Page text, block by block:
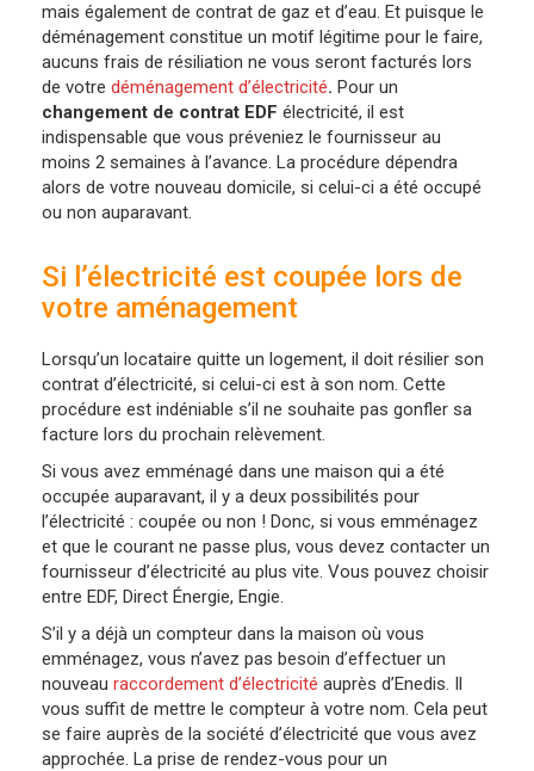
mais également de contrat de gaz et d’eau. Et puisque le
déménagement constitue un motif légitime pour le faire,
aucuns frais de résiliation ne vous seront facturés lors
de votre déménagement d’électricité. Pour un
changement de contrat EDF électricité, il est
indispensable que vous préveniez le fournisseur au
moins 2 semaines à l’avance. La procédure dépendra
alors de votre nouveau domicile, si celui-ci a été occupé
ou non auparavant.
Si l’électricité est coupée lors de
votre aménagement
Lorsqu’un locataire quitte un logement, il doit résilier son
contrat d’électricité, si celui-ci est à son nom. Cette
procédure est indéniable s’il ne souhaite pas gonfler sa
facture lors du prochain relèvement.
Si vous avez emménagé dans une maison qui a été
occupée auparavant, il y a deux possibilités pour
l’électricité : coupée ou non ! Donc, si vous emménagez
et que le courant ne passe plus, vous devez contacter un
fournisseur d’électricité au plus vite. Vous pouvez choisir
entre EDF, Direct Énergie, Engie.
S’il y a déjà un compteur dans la maison où vous
emménagez, vous n’avez pas besoin d’effectuer un
nouveau raccordement d’électricité auprès d’Enedis. Il
vous suffit de mettre le compteur à votre nom. Cela peut
se faire auprès de la société d’électricité que vous avez
approchée. La prise de rendez-vous pour un